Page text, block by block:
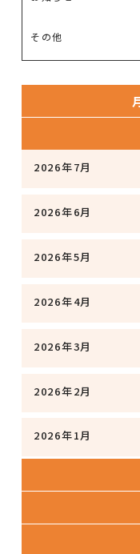
その他
2026年7月
2026年6月
2026年5月
2026年4月
2026年3月
2026年2月
2026年1月